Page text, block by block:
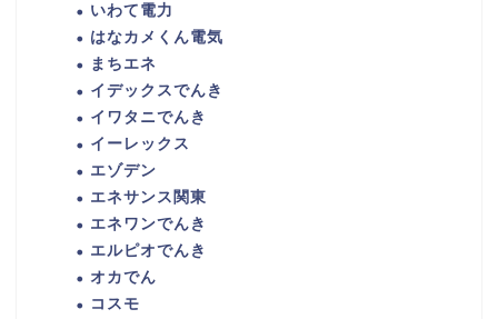
いわて電力
はなカメくん電気
まちエネ
イデックスでんき
イワタニでんき
イーレックス
エゾデン
エネサンス関東
エネワンでんき
エルピオでんき
オカでん
コスモ